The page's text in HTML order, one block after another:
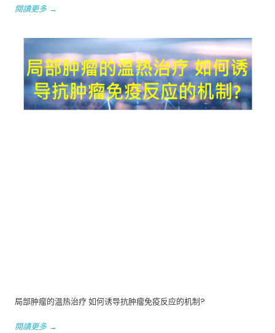
閱讀更多 →
局部肿瘤的温热治疗 如何诱导抗肿瘤免疫反应的机制?
閱讀更多 →